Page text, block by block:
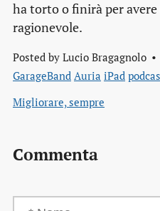
ha torto o finirà per
ragionevole.
Posted by Lucio Bragagnolo
GarageBand Auria iPad
Migliorare, sempre
Commenta